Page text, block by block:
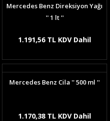
Mercedes Benz Direksiyon Yağı
'' 1 lt ''
1.191,56 TL KDV Dahil
Mercedes Benz Cila '' 500 ml ''
1.170,38 TL KDV Dahil